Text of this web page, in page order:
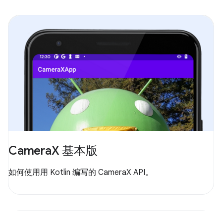
CameraX 基本版
如何使用用 Kotlin 编写的 CameraX API。